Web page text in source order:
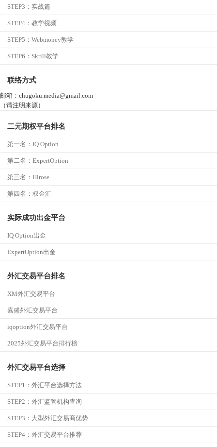
STEP3： 实战篇
STEP4： 教学视频
STEP5： Webmoney教学
STEP6： Skrill教学
联络方式
邮箱：chugoku.media@gmail.com
（请注明来源）
二元期权平台排名
第一名： IQ Option
第二名：ExpertOption
第三名： Hirose
第四名： 权金汇
实际成功出金平台
IQ Option出金
ExpertOption出金
外汇交易平台排名
XM外汇交易平台
嘉盛外汇交易平台
iqoption外汇交易平台
2025外汇交易平台排行榜
外汇交易平台选择
STEP1： 外汇平台选择方法
STEP2： 外汇监管机构查询
STEP3： 大型外汇交易商优势
STEP4： 外汇交易平台推荐